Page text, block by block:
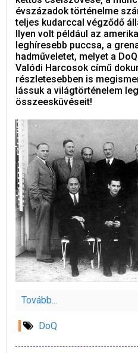
évszázadok történelme
teljes kudarccal végződő
Ilyen volt például az
leghíresebb puccsa, a
hadműveletet, melyet a
Valódi Harcosok című
részletesebben is
lássuk a világtörténelem
összeesküvéseit!
Tovább...
DoQ